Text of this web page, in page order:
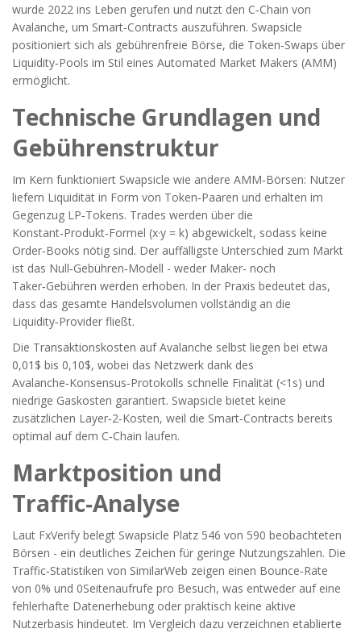
wurde 2022 ins Leben gerufen und nutzt den C‑Chain von
Avalanche, um Smart‑Contracts auszuführen. Swapsicle
positioniert sich als gebührenfreie Börse, die Token‑Swaps über
Liquidity‑Pools im Stil eines Automated Market Makers (AMM)
ermöglicht.
Technische Grundlagen und
Gebührenstruktur
Im Kern funktioniert Swapsicle wie andere AMM‑Börsen: Nutzer
liefern Liquidität in Form von Token‑Paaren und erhalten im
Gegenzug LP‑Tokens. Trades werden über die
Konstant‑Produkt‑Formel (x·y = k) abgewickelt, sodass keine
Order‑Books nötig sind. Der auffälligste Unterschied zum Markt
ist das Null‑Gebühren‑Modell - weder Maker‑ noch
Taker‑Gebühren werden erhoben. In der Praxis bedeutet das,
dass das gesamte Handelsvolumen vollständig an die
Liquidity‑Provider fließt.
Die Transaktionskosten auf Avalanche selbst liegen bei etwa
0,01$ bis 0,10$, wobei das Netzwerk dank des
Avalanche‑Konsensus‑Protokolls schnelle Finalität (<1s) und
niedrige Gaskosten garantiert. Swapsicle bietet keine
zusätzlichen Layer‑2‑Kosten, weil die Smart‑Contracts bereits
optimal auf dem C‑Chain laufen.
Marktposition und
Traffic‑Analyse
Laut FxVerify belegt Swapsicle Platz 546 von 590 beobachteten
Börsen - ein deutliches Zeichen für geringe Nutzungszahlen. Die
Traffic‑Statistiken von SimilarWeb zeigen einen Bounce‑Rate
von 0% und 0Seitenaufrufe pro Besuch, was entweder auf eine
fehlerhafte Datenerhebung oder praktisch keine aktive
Nutzerbasis hindeutet. Im Vergleich dazu verzeichnen etablierte